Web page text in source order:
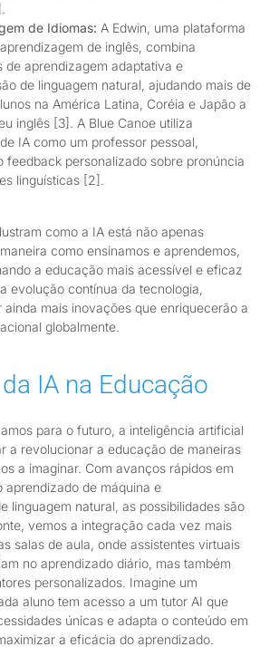
de Idiomas: A Edwin, uma plataforma
de inglês, combina
de aprendizagem adaptativa e
de linguagem natural, ajudando mais de
na América Latina, Coréia e Japão a
inglês [3]. A Blue Canoe utiliza
IA como um professor pessoal,
feedback personalizado sobre pronúncia
linguísticas [2].
como a IA está não apenas
como ensinamos e aprendemos,
a educação mais acessível e eficaz
evolução contínua da tecnologia,
ainda mais inovações que enriquecerão a
globalmente.
IA na Educação
para o futuro, a inteligência artificial
a revolucionar a educação de maneiras
a imaginar. Com avanços rápidos em
aprendizado de máquina e
linguagem natural, as possibilidades são
vemos a integração cada vez mais
salas de aula, onde assistentes virtuais
no aprendizado diário, mas também
personalizados. Imagine um
aluno tem acesso a um tutor AI que
únicas e adapta o conteúdo em
a eficácia do aprendizado.